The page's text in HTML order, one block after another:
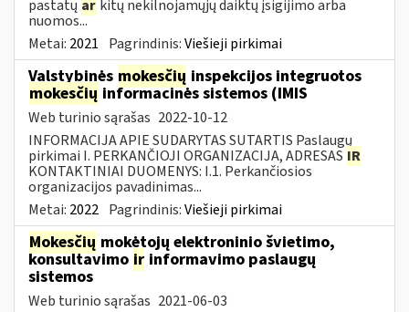
pastatų ar kitų nekilnojamųjų daiktų įsigijimo arba
nuomos...
Metai: 2021 Pagrindinis:Viešieji pirkimai
Valstybinės mokesčių inspekcijos integruotos
mokesčių informacinės sistemos (IMIS
Web turinio sąrašas 2022-10-12
INFORMACIJA APIE SUDARYTAS SUTARTIS Paslaugų
pirkimai I. PERKANČIOJI ORGANIZACIJA, ADRESAS IR
KONTAKTINIAI DUOMENYS: I.1. Perkančiosios
organizacijos pavadinimas...
Metai: 2022 Pagrindinis:Viešieji pirkimai
Mokesčių mokėtojų elektroninio švietimo,
konsultavimo ir informavimo paslaugų
sistemos
Web turinio sąrašas 2021-06-03